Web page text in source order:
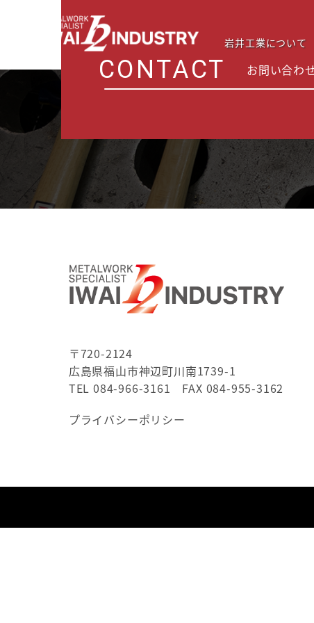
岩井工業について
CONTACT お問い合わ
〒720-2124
広島県福山市神辺町川南1739-1
TEL 084-966-3161 FAX 084-955-3162
プライバシーポリシー